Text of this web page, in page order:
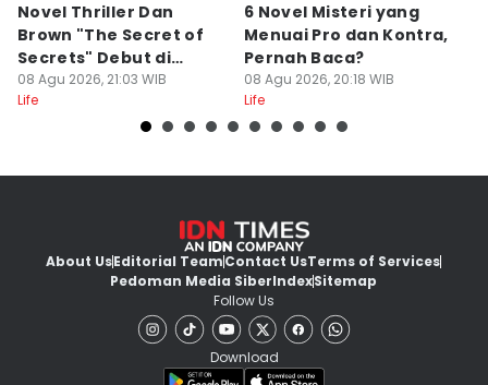
Novel Thriller Dan
Brown "The Secret of
Secrets" Debut di
Netflix
08 Agu 2026, 21:03 WIB
Life
6 Novel Misteri yang
Menuai Pro dan Kontra,
Pernah Baca?
08 Agu 2026, 20:18 WIB
Life
About UsEditorial TeamContact UsTerms of Services
Pedoman Media SiberIndexSitemap
Follow Us
Download